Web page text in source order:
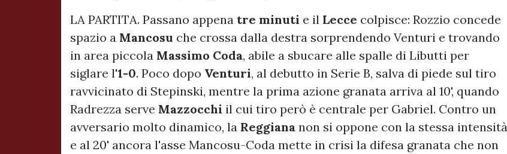
LA PARTITA. Passano appena tre minuti e il Lecce colpisce: Rozzio concede
spazio a Mancosu che crossa dalla destra sorprendendo Venturi e trovando
in area piccola Massimo Coda, abile a sbucare alle spalle di Libutti per
siglare l'1-0. Poco dopo Venturi, al debutto in Serie B, salva di piede sul tiro
ravvicinato di Stepinski, mentre la prima azione granata arriva al 10', quando
Radrezza serve Mazzocchi il cui tiro però è centrale per Gabriel. Contro un
avversario molto dinamico, la Reggiana non si oppone con la stessa intensità
e al 20' ancora l'asse Mancosu-Coda mette in crisi la difesa granata che non